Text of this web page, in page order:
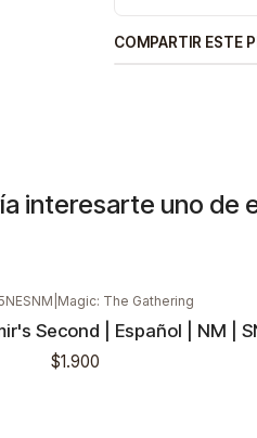
COMPARTIR ESTE
interesarte uno de
Magic: The Gathering
Second | Español | NM |
$1.900